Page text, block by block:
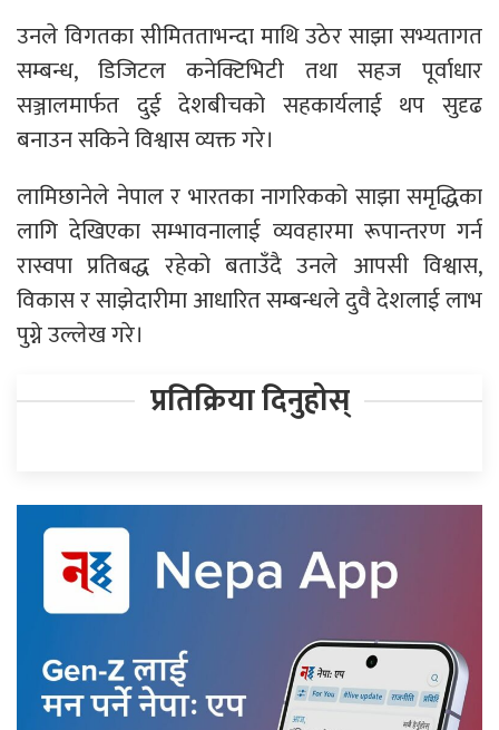
उनले विगतका सीमितताभन्दा माथि उठेर साझा सभ्यतागत
सम्बन्ध, डिजिटल कनेक्टिभिटी तथा सहज पूर्वाधार
सञ्जालमार्फत दुई देशबीचको सहकार्यलाई थप सुदृढ
बनाउन सकिने विश्वास व्यक्त गरे।
लामिछानेले नेपाल र भारतका नागरिकको साझा समृद्धिका
लागि देखिएका सम्भावनालाई व्यवहारमा रूपान्तरण गर्न
रास्वपा प्रतिबद्ध रहेको बताउँदै उनले आपसी विश्वास,
विकास र साझेदारीमा आधारित सम्बन्धले दुवै देशलाई लाभ
पुग्ने उल्लेख गरे।
प्रतिक्रिया दिनुहोस्